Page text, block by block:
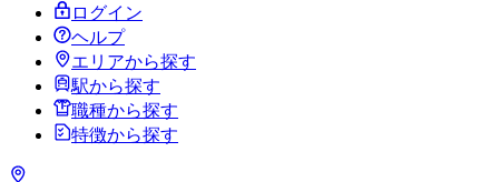
ログイン
ヘルプ
エリアから探す
駅から探す
職種から探す
特徴から探す